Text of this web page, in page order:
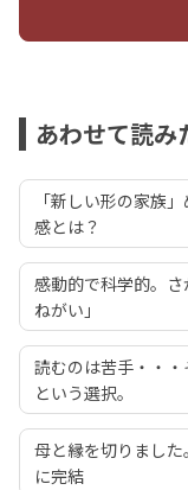
あわせて読み
「新しい形の家族
感とは？
感動的で科学的。
ねがい」
読むのは苦手・・
という選択。
母と縁を切りまし
に完結